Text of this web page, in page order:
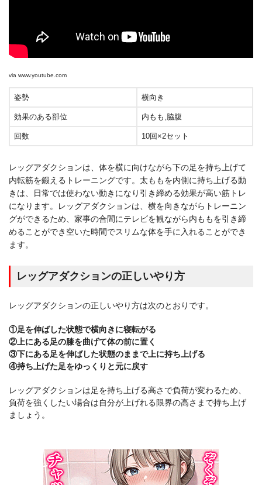
via www.youtube.com
姿勢 横向き
効果のある部位 内もも,脇腹
回数 10回×2セット
レッグアダクションは、体を横に向けながら下の足を持ち上げて
内転筋を鍛えるトレーニングです。太ももを内側に持ち上げる動
きは、日常では使わない動きになり引き締める効果が高い筋トレ
になります。レッグアダクションは、横を向きながらトレーニン
グができるため、家事の合間にテレビを観ながら内ももを引き締
めることができ空いた時間でスリムな体を手に入れることができ
ます。
レッグアダクションの正しいやり方
レッグアダクションの正しいやり方は次のとおりです。
①足を伸ばした状態で横向きに寝転がる
②上にある足の膝を曲げて体の前に置く
③下にある足を伸ばした状態のままで上に持ち上げる
④持ち上げた足をゆっくりと元に戻す
レッグアダクションは足を持ち上げる高さで負荷が変わるため、
負荷を強くしたい場合は自分が上げれる限界の高さまで持ち上げ
ましょう。